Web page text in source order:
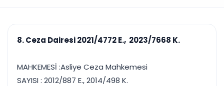
Duruşma ve görev
takvimi
Bildirim
Süreleri asla kaçırmayın
takibi
8. Ceza Dairesi 2021/4772 E., 2023/7668 K.
MAHKEMESİ :Asliye Ceza Mahkemesi
SAYISI : 2012/887 E., 2014/498 K.